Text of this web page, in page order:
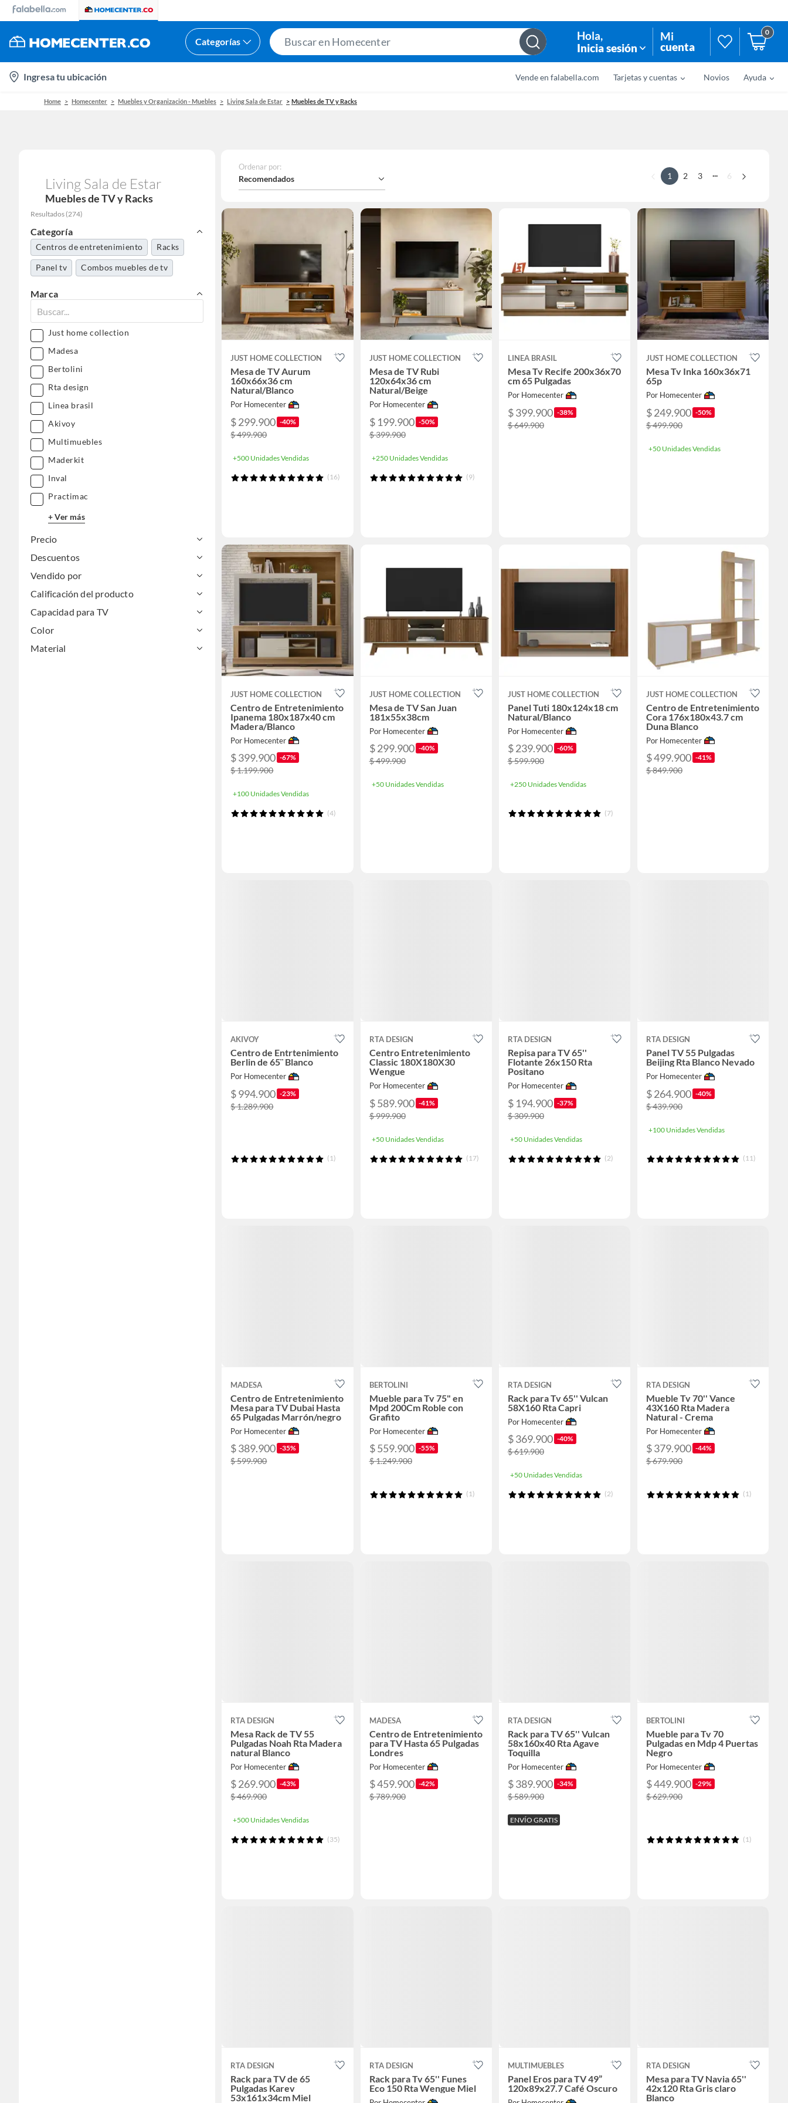
Categorías
Bar
Hola,
Inicia sesión
Mi
cuenta
0
location-
icon
Ingresa tu ubicación Vende en falabella.com Tarjetas y cuentas Novios Ayuda
Home Homecenter Muebles y Organización - Muebles Living Sala de Estar Muebles de TV y Racks
Living Sala de Estar
Muebles de TV y Racks
Resultados (274)
Categoría
Centros de entretenimiento Racks
Panel tv Combos muebles de tv
Marca
Just home collection
Madesa
Bertolini
Rta design
Linea brasil
Akivoy
Multimuebles
Maderkit
Inval
Practimac
+ Ver más
Precio
Descuentos
Vendido por
Calificación del producto
Capacidad para TV
Color
Material
Ordenar por:
Recomendados 1 2 3 ... 6
JUST HOME COLLECTION
Mesa de TV Aurum
160x66x36 cm
Natural/Blanco
Por Homecenter
$ 299.900 -40%
$ 499.900
+500 Unidades Vendidas
(16)
JUST HOME COLLECTION
Mesa de TV Rubi
120x64x36 cm
Natural/Beige
Por Homecenter
$ 199.900 -50%
$ 399.900
+250 Unidades Vendidas
(9)
LINEA BRASIL
Mesa Tv Recife 200x36x70
cm 65 Pulgadas
Por Homecenter
$ 399.900 -38%
$ 649.900
JUST HOME COLLECTION
Mesa Tv Inka 160x36x71
65p
Por Homecenter
$ 249.900 -50%
$ 499.900
+50 Unidades Vendidas
JUST HOME COLLECTION
Centro de Entretenimiento
Ipanema 180x187x40 cm
Madera/Blanco
Por Homecenter
$ 399.900 -67%
$ 1.199.900
+100 Unidades Vendidas
(4)
JUST HOME COLLECTION
Mesa de TV San Juan
181x55x38cm
Por Homecenter
$ 299.900 -40%
$ 499.900
+50 Unidades Vendidas
JUST HOME COLLECTION
Panel Tuti 180x124x18 cm
Natural/Blanco
Por Homecenter
$ 239.900 -60%
$ 599.900
+250 Unidades Vendidas
(7)
JUST HOME COLLECTION
Centro de Entretenimiento
Cora 176x180x43.7 cm
Duna Blanco
Por Homecenter
$ 499.900 -41%
$ 849.900
AKIVOY
Centro de Entrtenimiento
Berlin de 65¨ Blanco
Por Homecenter
$ 994.900 -23%
$ 1.289.900
(1)
RTA DESIGN
Centro Entretenimiento
Classic 180X180X30
Wengue
Por Homecenter
$ 589.900 -41%
$ 999.900
+50 Unidades Vendidas
(17)
RTA DESIGN
Repisa para TV 65''
Flotante 26x150 Rta
Positano
Por Homecenter
$ 194.900 -37%
$ 309.900
+50 Unidades Vendidas
(2)
RTA DESIGN
Panel TV 55 Pulgadas
Beijing Rta Blanco Nevado
Por Homecenter
$ 264.900 -40%
$ 439.900
+100 Unidades Vendidas
(11)
MADESA
Centro de Entretenimiento
Mesa para TV Dubai Hasta
65 Pulgadas Marrón/negro
Por Homecenter
$ 389.900 -35%
$ 599.900
BERTOLINI
Mueble para Tv 75" en
Mpd 200Cm Roble con
Grafito
Por Homecenter
$ 559.900 -55%
$ 1.249.900
(1)
RTA DESIGN
Rack para Tv 65'' Vulcan
58X160 Rta Capri
Por Homecenter
$ 369.900 -40%
$ 619.900
+50 Unidades Vendidas
(2)
RTA DESIGN
Mueble Tv 70'' Vance
43X160 Rta Madera
Natural - Crema
Por Homecenter
$ 379.900 -44%
$ 679.900
(1)
RTA DESIGN
Mesa Rack de TV 55
Pulgadas Noah Rta Madera
natural Blanco
Por Homecenter
$ 269.900 -43%
$ 469.900
+500 Unidades Vendidas
(35)
MADESA
Centro de Entretenimiento
para TV Hasta 65 Pulgadas
Londres
Por Homecenter
$ 459.900 -42%
$ 789.900
RTA DESIGN
Rack para TV 65'' Vulcan
58x160x40 Rta Agave
Toquilla
Por Homecenter
$ 389.900 -34%
$ 589.900
ENVÍO GRATIS
BERTOLINI
Mueble para Tv 70
Pulgadas en Mdp 4 Puertas
Negro
Por Homecenter
$ 449.900 -29%
$ 629.900
(1)
RTA DESIGN
Rack para TV de 65
Pulgadas Karev
53x161x34cm Miel
RTA DESIGN
Rack para Tv 65'' Funes
Eco 150 Rta Wengue Miel
MULTIMUEBLES
Panel Eros para TV 49”
120x89x27.7 Café Oscuro
RTA DESIGN
Mesa para TV Navia 65''
42x120 Rta Gris claro
Blanco